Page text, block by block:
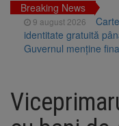
Breaking News
9 august 2026
identitate gratuită
Guvernul menține
Brașovului vor fi
finanțare a fost semnat